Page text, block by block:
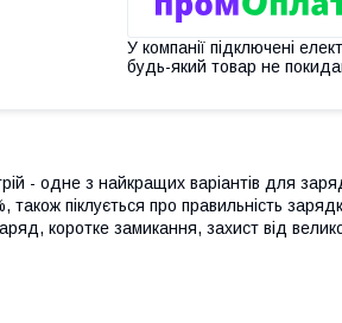
У компанії підключені
будь-який товар не
- одне з найкращих варіантів для
також піклується про правильність
коротке замикання, захист від